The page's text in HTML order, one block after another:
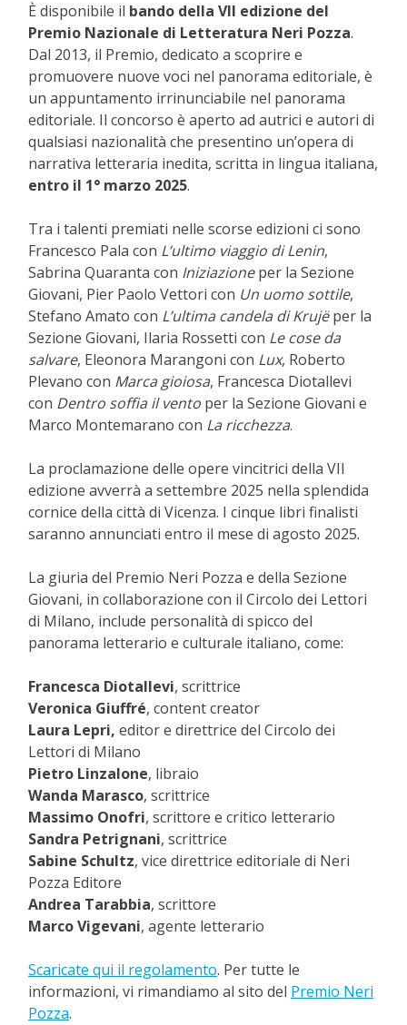
È disponibile il bando della VII edizione del
Premio Nazionale di Letteratura Neri Pozza.
Dal 2013, il Premio, dedicato a scoprire e
promuovere nuove voci nel panorama editoriale, è
un appuntamento irrinunciabile nel panorama
editoriale. Il concorso è aperto ad autrici e autori di
qualsiasi nazionalità che presentino un’opera di
narrativa letteraria inedita, scritta in lingua italiana,
entro il 1° marzo 2025.
Tra i talenti premiati nelle scorse edizioni ci sono
Francesco Pala con L’ultimo viaggio di Lenin,
Sabrina Quaranta con Iniziazioneper la Sezione
Giovani, Pier Paolo Vettori con Un uomo sottile,
Stefano Amato con L’ultima candela di Krujëper la
Sezione Giovani, Ilaria Rossetti con Le cose da
salvare, Eleonora Marangoni con Lux, Roberto
Plevano con Marca gioiosa, Francesca Diotallevi
con Dentro soffia il vento per la Sezione Giovani e
Marco Montemarano con La ricchezza.
La proclamazione delle opere vincitrici della VII
edizione avverrà a settembre 2025 nella splendida
cornice della città di Vicenza. I cinque libri finalisti
saranno annunciati entro il mese di agosto 2025.
La giuria del Premio Neri Pozza e della Sezione
Giovani, in collaborazione con il Circolo dei Lettori
di Milano, include personalità di spicco del
panorama letterario e culturale italiano, come:
Francesca Diotallevi, scrittrice
Veronica Giuffré, content creator
Laura Lepri, editor e direttrice del Circolo dei
Lettori di Milano
Pietro Linzalone, libraio
Wanda Marasco, scrittrice
Massimo Onofri, scrittore e critico letterario
Sandra Petrignani, scrittrice
Sabine Schultz, vice direttrice editoriale di Neri
Pozza Editore
Andrea Tarabbia, scrittore
Marco Vigevani, agente letterario
Scaricate qui il regolamento. Per tutte le
informazioni, vi rimandiamo al sito del Premio Neri
Pozza.